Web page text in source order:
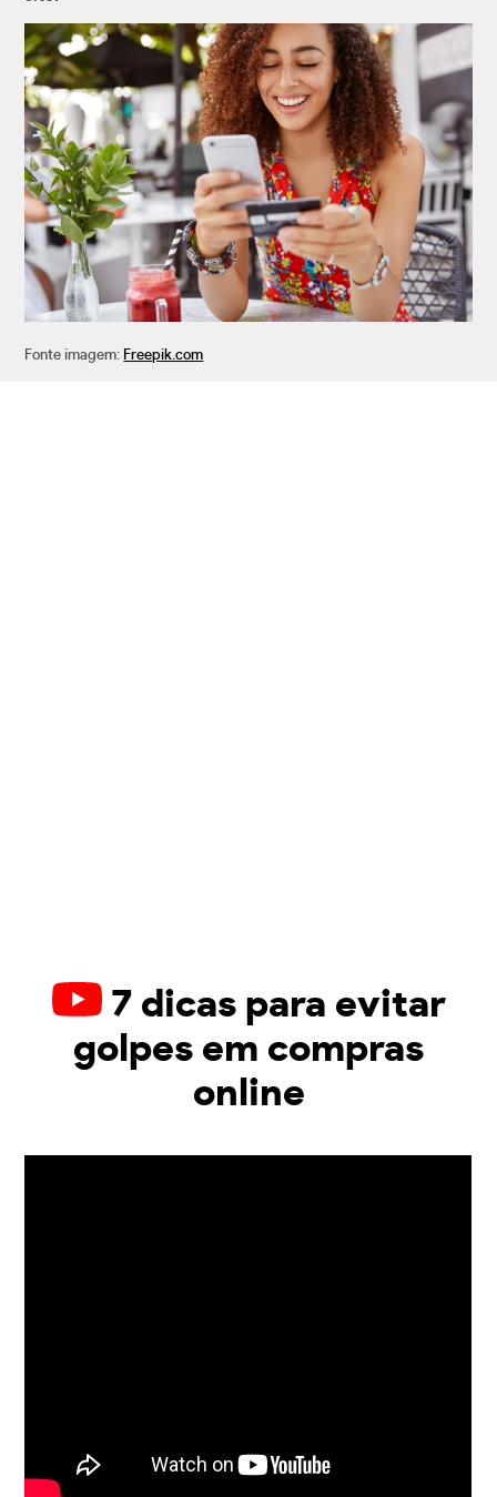
Fonte imagem: Freepik.com
7 dicas para evitar
golpes em compras
online